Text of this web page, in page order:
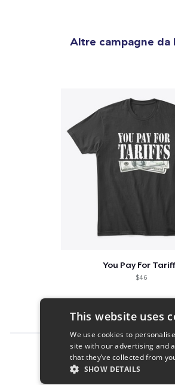
Altre campagne da
You Pay For
$46
Report this product
This website uses
We use cookies to
site with our advertising and
that they’ve collected from
SHOW DETAILS